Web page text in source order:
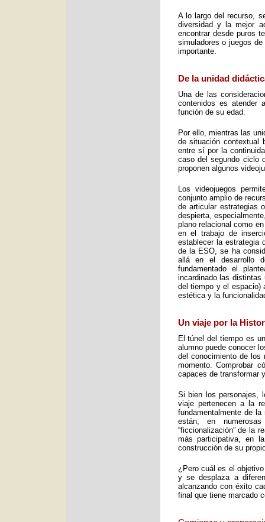
A lo largo del recurso,
diversidad y la mejor
encontrar desde puros
simuladores o juegos
importante.
De la unidad
Una de las
contenidos es atender
función de su edad.
Por ello, mientras las
de situación contextual
entre sí por la
caso del segundo ciclo
proponen algunos
Los videojuegos
conjunto amplio de
de articular estrategias
despierta,
plano relacional como
en el trabajo de
establecer la estrategia
de la ESO, se ha
allá en el desarrollo
fundamentado el
incardinado las
del tiempo y el espacio)
estética y la
Un viaje por la
El túnel del tiempo es
alumno puede conocer
del conocimiento de
momento. Comprobar
capaces de transformar
Si bien los personajes,
viaje pertenecen a la
fundamentalmente de
están, en
“ficcionalización” de la
más participativa, en
construcción de su
¿Pero cuál es el
y se desplaza a
alcanzando con éxito
final que tiene marcado